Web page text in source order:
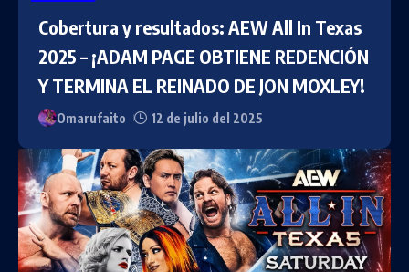
Cobertura y resultados: AEW All In Texas
2025 – ¡ADAM PAGE OBTIENE REDENCIÓN
Y TERMINA EL REINADO DE JON MOXLEY!
Omarufaito 12 de julio del 2025